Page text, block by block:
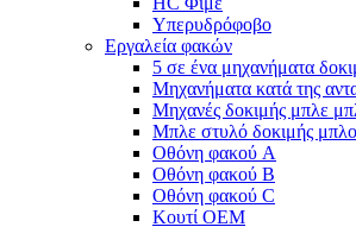
Υπερυδρόφοβο
Εργαλεία φακών
5 σε ένα μηχανήματα
Μηχανήματα κατά της
Μηχανές δοκιμής μπλε
Μπλε στυλό δοκιμής
Οθόνη φακού A
Οθόνη φακού Β
Οθόνη φακού C
Κουτί OEM